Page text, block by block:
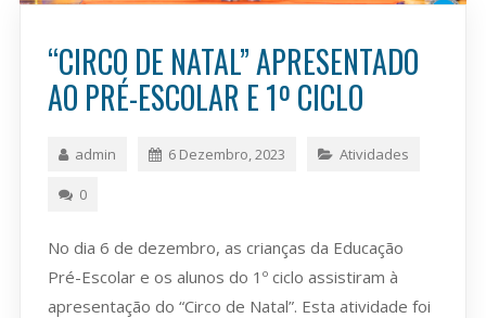
“CIRCO DE NATAL” APRESENTADO
AO PRÉ-ESCOLAR E 1º CICLO
admin 6 Dezembro, 2023 Atividades
0
No dia 6 de dezembro, as crianças da Educação
Pré-Escolar e os alunos do 1º ciclo assistiram à
apresentação do “Circo de Natal”. Esta atividade foi